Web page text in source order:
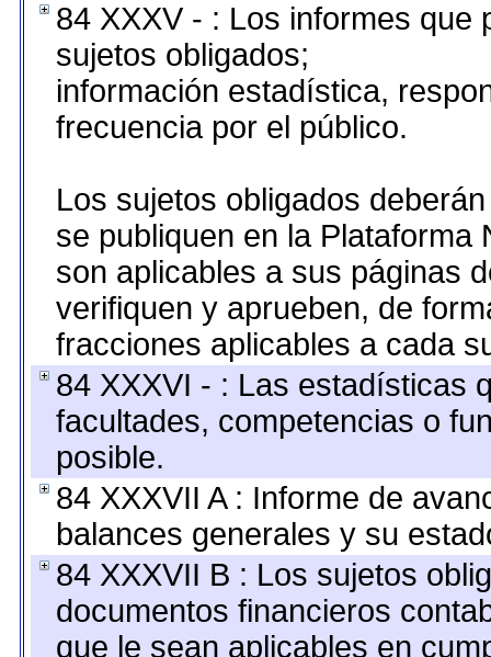
84 XXXV - : Los informes que
sujetos obligados;
información estadística,
frecuencia por el público.
Los sujetos obligados
se publiquen en la
son aplicables a sus páginas
verifiquen y aprueben, de
fracciones aplicables a cada
84 XXXVI - : Las estadísticas
facultades, competencias o
posible.
84 XXXVII A : Informe de
balances generales y su
84 XXXVII B : Los sujetos
documentos financieros
que le sean aplicables en